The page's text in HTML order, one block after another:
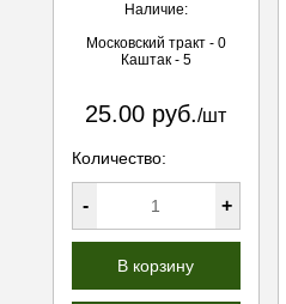
Наличие:
Московский тракт - 0
Каштак - 5
25.00 руб./шт
Количество:
- +
В корзину